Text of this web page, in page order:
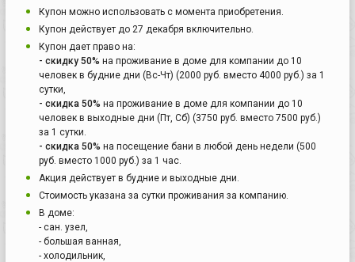
Купон можно использовать с момента приобретения.
Купон действует до 27 декабря включительно.
Купон дает право на:
- скидку 50% на проживание в доме для компании до 10
человек в будние дни (Вс-Чт) (2000 руб. вместо 4000 руб.) за 1
сутки,
- скидка 50% на проживание в доме для компании до 10
человек в выходные дни (Пт, Сб) (3750 руб. вместо 7500 руб.)
за 1 сутки.
- скидка 50% на посещение бани в любой день недели (500
руб. вместо 1000 руб.) за 1 час.
Акция действует в будние и выходные дни.
Стоимость указана за сутки проживания за компанию.
В доме:
- сан. узел,
- большая ванная,
- холодильник,